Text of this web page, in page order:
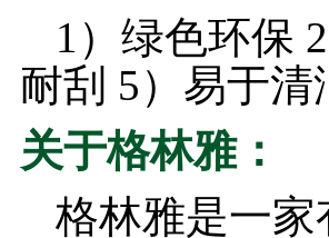
1）绿色环保
耐刮 5）易于
关于格林雅：
格林雅是一